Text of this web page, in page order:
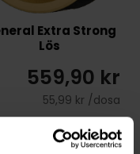
Extra Strong
Lös
559,90 kr
55,99 kr /dosa